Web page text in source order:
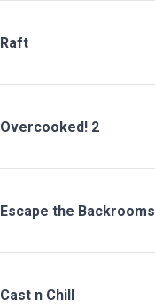
Raft
Overcooked! 2
Escape the Backrooms
Cast n Chill